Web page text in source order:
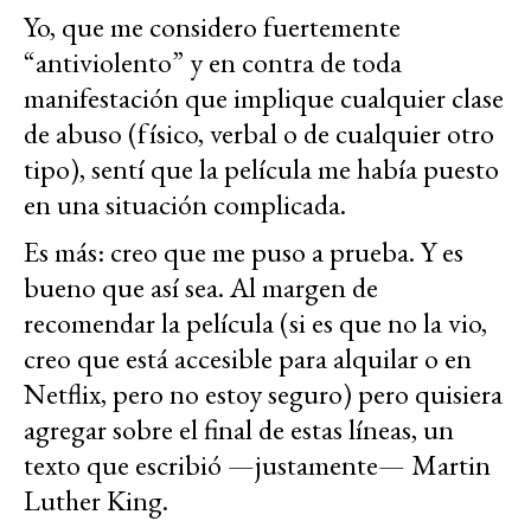
Yo, que me considero fuertemente
“antiviolento” y en contra de toda
manifestación que implique cualquier clase
de abuso (físico, verbal o de cualquier otro
tipo), sentí que la película me había puesto
en una situación complicada.
Es más: creo que me puso a prueba. Y es
bueno que así sea. Al margen de
recomendar la película (si es que no la vio,
creo que está accesible para alquilar o en
Netflix, pero no estoy seguro) pero quisiera
agregar sobre el final de estas líneas, un
texto que escribió —justamente— Martin
Luther King.